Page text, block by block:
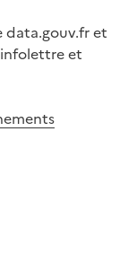
data.gouv.fr et
infolettre et